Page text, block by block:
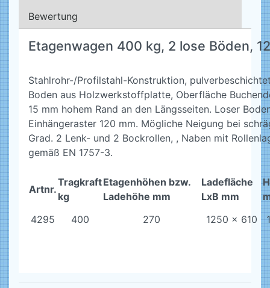
Bewertung
Etagenwagen 400 kg, 2 lose Böden,
Stahlrohr-/Profilstahl-Konstruktion,
Boden aus Holzwerkstoffplatte, Oberfläche
15 mm hohem Rand an den Längsseiten. Loser
Einhängeraster 120 mm. Mögliche Neigung bei
Grad. 2 Lenk- und 2 Bockrollen, , Naben mit
gemäß EN 1757-3.
Artnr.
Tragkraft
kg
Etagenhöhen bzw.
Ladehöhe mm
Ladefläche
LxB mm
4295
400 270 1250 x 610